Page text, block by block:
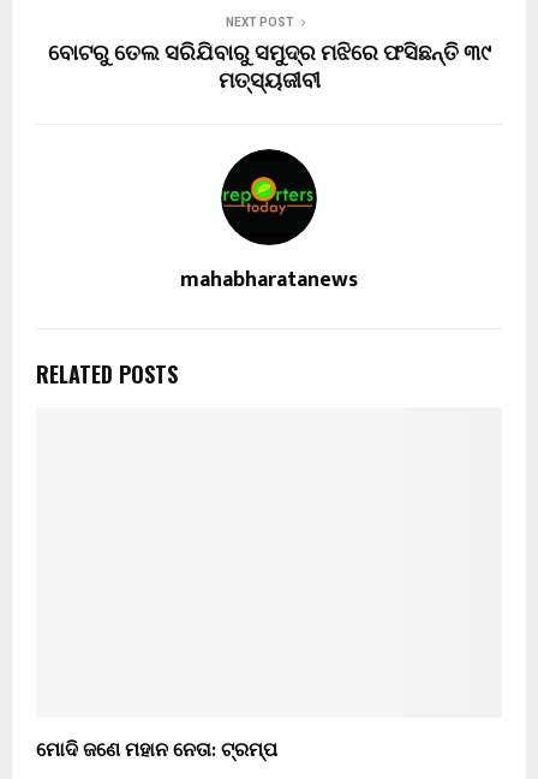
NEXT POST
ବୋଟରୁ ତେଲ ସରିଯିବାରୁ ସମୁଦ୍ର ମଝିରେ ଫସିଛନ୍ତି ୩୯
ମତ୍ସ୍ୟଜୀବୀ
mahabharatanews
RELATED POSTS
ମୋଦି ଜଣେ ମହାନ ନେତା: ଟ୍ରମ୍ପ